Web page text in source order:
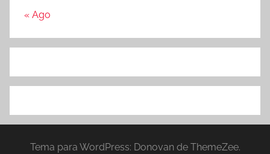
« Ago
Tema para WordPress: Donovan de ThemeZee.